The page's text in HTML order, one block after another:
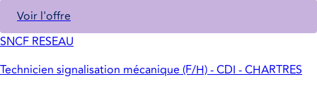
Voir l'offre
SNCF RESEAU
Technicien signalisation mécanique (F/H) - CDI - CHARTRES